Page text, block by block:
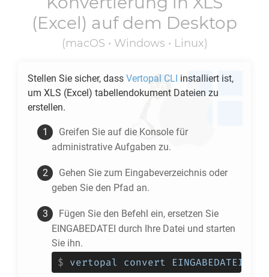
(Excel) auf dem Desktop
(macOS • Windows • Linux)
Stellen Sie sicher, dass Vertopal CLI installiert ist,
um XLS (Excel) tabellendokument Dateien zu
erstellen.
Greifen Sie auf die Konsole für
administrative Aufgaben zu.
Gehen Sie zum Eingabeverzeichnis oder
geben Sie den Pfad an.
Fügen Sie den Befehl ein, ersetzen Sie
EINGABEDATEI durch Ihre Datei und starten
Sie ihn.
$ vertopal convert EINGABEDATEI